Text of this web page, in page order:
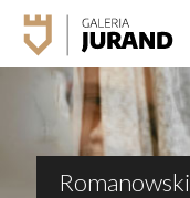
Romanowski